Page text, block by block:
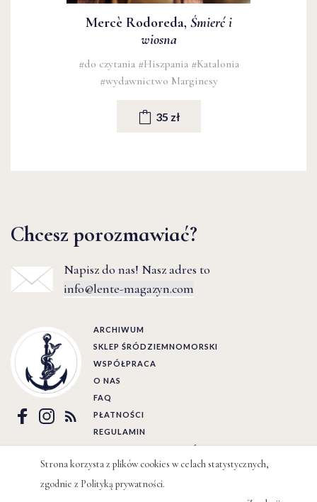
Mercè Rodoreda, Śmierć i
wiosna
#do czytania #Hiszpania #Katalonia
#wydawnictwo Marginesy
35 zł
Chcesz porozmawiać?
Napisz do nas! Nasz adres to
info@lente-magazyn.com
ARCHIWUM
SKLEP ŚRÓDZIEMNOMORSKI
WSPÓŁPRACA
O NAS
FAQ
PŁATNOŚCI
REGULAMIN
POLITYKA PRYWATNOŚCI
Strona korzysta z plików cookies w celach statystycznych,
zgodnie z Polityką prywatności.